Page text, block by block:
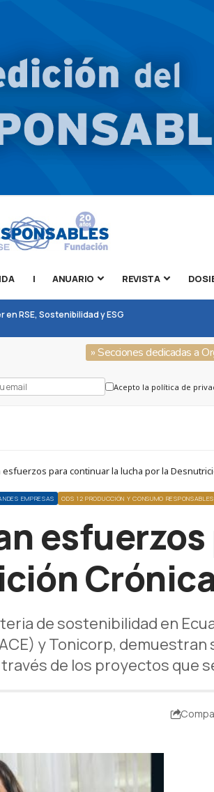
| ANUARIO REVISTA
RSE, Sostenibilidad y ESG
» Secciones dedicadas a
Acepto la política de
para continuar la lucha por la
EMPRESAS ODS 12 PRODUCCIÓN Y CONSUMO RESPONSABLES
de sostenibilidad en
y Tonicorp,
de los proyectos que